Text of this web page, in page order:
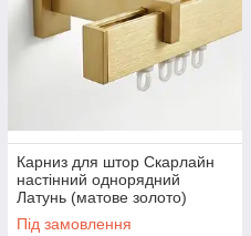
Карниз для штор Скарлайн
настінний однорядний
Латунь (матове золото)
Під замовлення